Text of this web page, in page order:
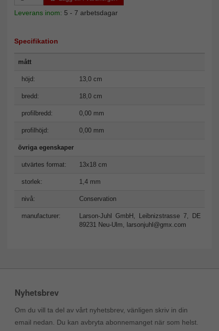
Leverans inom: 5 - 7 arbetsdagar
Specifikation
mått
höjd: 13,0 cm
bredd: 18,0 cm
profilbredd: 0,00 mm
profilhöjd: 0,00 mm
övriga egenskaper
utvärtes format: 13x18 cm
storlek: 1,4 mm
nivå: Conservation
manufacturer:
Larson-Juhl GmbH, Leibnizstrasse 7, DE
89231 Neu-Ulm, larsonjuhl@gmx.com
Nyhetsbrev
Om du vill ta del av vårt nyhetsbrev, vänligen skriv in din
email nedan. Du kan avbryta abonnemanget när som helst.